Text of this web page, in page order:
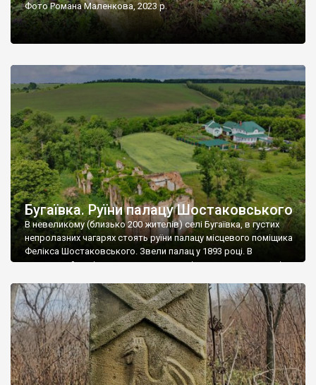
Фото Романа Маленкова, 2023 р.
Бугаївка. Руїни палацу Шостаковського
В невеликому (близько 200 жителів) селі Бугаївка, в густих
непролазних чагарях стоять руїни палацу місцевого поміщика
Фелікса Шостаковського. Звели палац у 1893 році. В
радянський період у ньому спочатку містилася школа, потім
століття тут розмістили туберкульозну лікарню. Коли із
палацу виїхала лікарня – ми точно не […]